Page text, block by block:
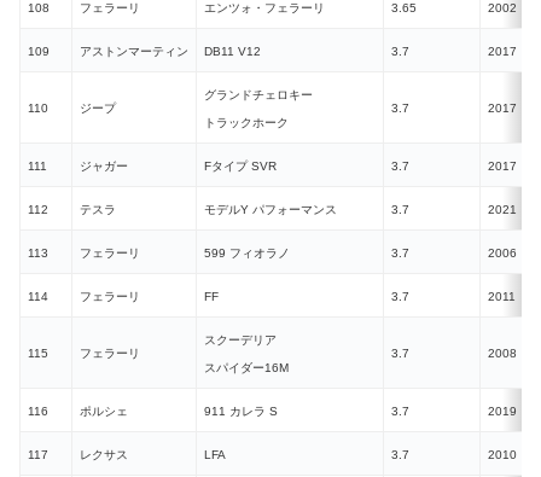
108 フェラーリ エンツォ・フェラーリ 3.65 2002
109 アストンマーティン DB11 V12 3.7 2017
110 ジープ
グランドチェロキー
トラックホーク
3.7 2017
111 ジャガー Fタイプ SVR 3.7 2017
112 テスラ モデルY パフォーマンス 3.7 2021
113 フェラーリ 599 フィオラノ 3.7 2006
114 フェラーリ FF 3.7 2011
115 フェラーリ
スクーデリア
スパイダー16M
3.7 2008
116 ポルシェ 911 カレラ S 3.7 2019
117 レクサス LFA 3.7 2010